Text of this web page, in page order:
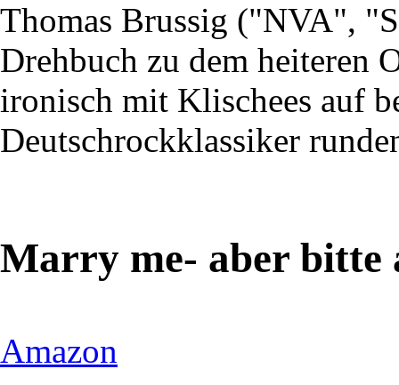
Thomas Brussig ("NVA",
Drehbuch zu dem heiteren
ironisch mit Klischees auf
Deutschrockklassiker
Marry me- aber bitte
Amazon